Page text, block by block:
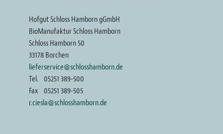
Hofgut Schloss Hamborn gGmbH
BioManufaktur Schloss Hamborn
Schloss Hamborn 50
33178 Borchen
lieferservice@schlosshamborn.de
Tel.
05251 389-500
Fax
05251 389-505
r.ciesla@schlosshamborn.de